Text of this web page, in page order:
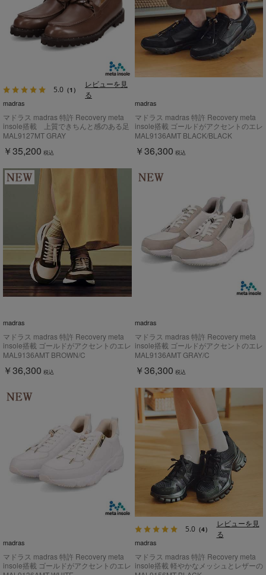
5.0 （1）
レビューを見
る
madras
マドラス madras 特許 Recovery meta
insole搭載 上質できちんと感のある足
元が華やぐビットローファー
MAL9127MT GRAY
￥35,200 税込
madras
マドラス madras 特許 Recovery meta
insole搭載 ゴールドがアクセントのエレ
ガンでスタイリッシュなレザースニーカ
MAL9136AMT BLACK/BLACK
￥36,300 税込
madras
マドラス madras 特許 Recovery meta
insole搭載 ゴールドがアクセントのエレ
ガンでスタイリッシュなレザースニーカ
MAL9136AMT BROWN/C
￥36,300 税込
madras
マドラス madras 特許 Recovery meta
insole搭載 ゴールドがアクセントのエレ
ガンでスタイリッシュなレザースニーカ
MAL9136AMT GRAY/C
￥36,300 税込
madras
マドラス madras 特許 Recovery meta
insole搭載 ゴールドがアクセントのエレ
5.0（4）
レビューを見
る
madras
マドラス madras 特許 Recovery meta
insole搭載 軽やかなメッシュとレザーの